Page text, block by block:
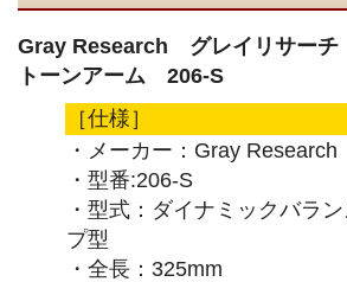
Gray Research グレイリサー
トーンアーム 206-S
［仕様］
・メーカー：Gray Research
・型番:206-S
・型式：ダイナミックバラ
プ型
・全長：325mm